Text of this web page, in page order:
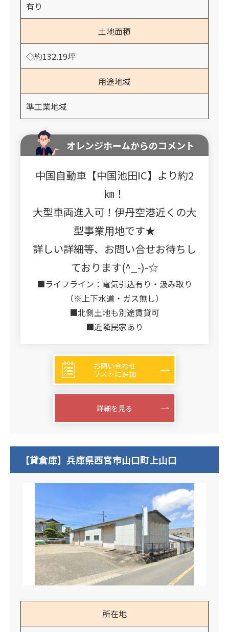
有り
土地面積
◇約132.19坪
用途地域
準工業地域
オレンジホームからのコメント
中国自動車【中国池田IC】より約2
㎞！
大型車両進入可！伊丹空港近くの大
型事業用地です★
詳しい詳細等、お問い合せお待ちし
ております(^_-)-☆
■ライフライン：電気引込有り・汲み取り
（※上下水道・ガス無し）
■北側土地も別途賃貸可
■近隣民家あり
お問い合わせ
リストに追加
詳細を見る
【貸倉庫】兵庫県西宮市山口町上山口
所在地